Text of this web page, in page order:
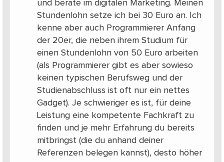
und berate im digitalen Marketing. Meinen
Stundenlohn setze ich bei 30 Euro an. Ich
kenne aber auch Programmierer Anfang
der 20er, die neben ihrem Studium für
einen Stundenlohn von 50 Euro arbeiten
(als Programmierer gibt es aber sowieso
keinen typischen Berufsweg und der
Studienabschluss ist oft nur ein nettes
Gadget). Je schwieriger es ist, für deine
Leistung eine kompetente Fachkraft zu
finden und je mehr Erfahrung du bereits
mitbringst (die du anhand deiner
Referenzen belegen kannst), desto höher